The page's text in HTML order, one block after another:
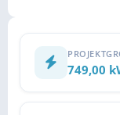
749,00